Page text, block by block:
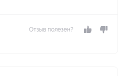
Отзыв полезен?